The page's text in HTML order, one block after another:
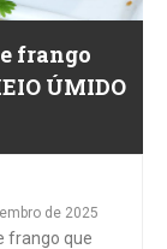
frango
ÚMIDO
de 2025
frango que